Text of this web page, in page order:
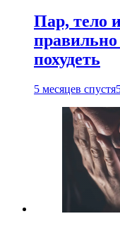
Пар, тело
похудеть
5 месяцев спустя